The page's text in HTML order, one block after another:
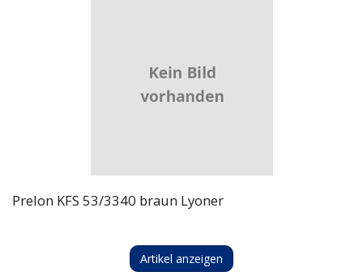
Prelon KFS 53/3340 braun Lyoner
Artikel anzeigen